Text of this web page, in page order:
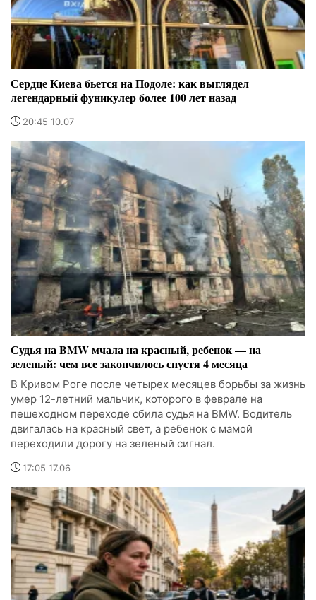
Сердце Киева бьется на Подоле: как выглядел
легендарный фуникулер более 100 лет назад
20:45 10.07
Судья на BMW мчала на красный, ребенок — на
зеленый: чем все закончилось спустя 4 месяца
В Кривом Роге после четырех месяцев борьбы за жизнь
умер 12-летний мальчик, которого в феврале на
пешеходном переходе сбила судья на BMW. Водитель
двигалась на красный свет, а ребенок с мамой
переходили дорогу на зеленый сигнал.
17:05 17.06